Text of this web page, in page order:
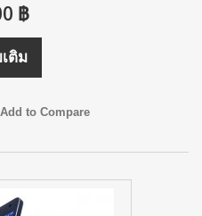
฿
เติม
Add to Compare